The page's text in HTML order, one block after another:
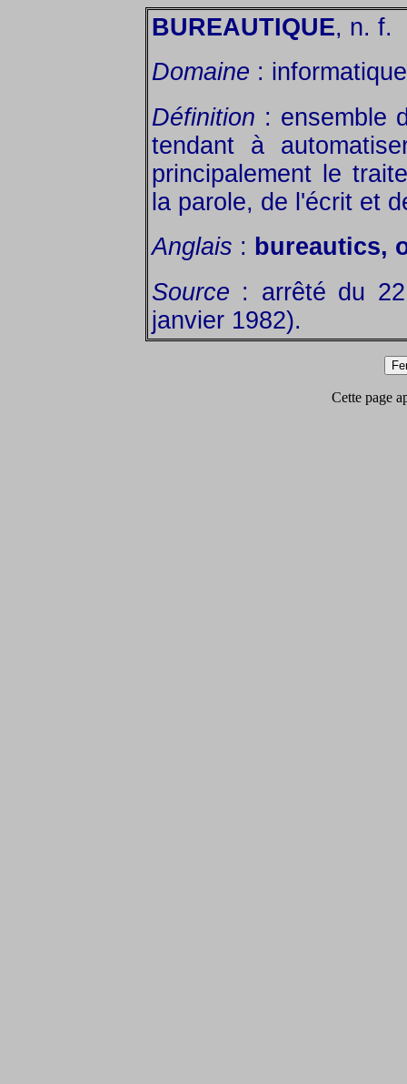
BUREAUTIQUE, n. f.
Domaine :
Définition : ensemble
tendant à
principalement le
la parole, de l'écrit et
Anglais : bureautics,
Source : arrêté du
janvier 1982).
Cette page